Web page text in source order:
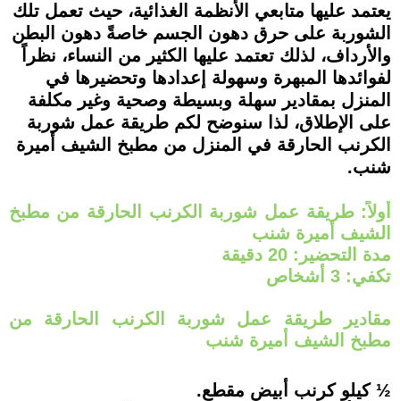
يعتمد عليها متابعي الأنظمة الغذائية، حيث تعمل تلك
الشوربة على حرق دهون الجسم خاصةً دهون البطن
والأرداف، لذلك تعتمد عليها الكثير من النساء، نظراً
لفوائدها المبهرة وسهولة إعدادها وتحضيرها في
المنزل بمقادير سهلة وبسيطة وصحية وغير مكلفة
على الإطلاق، لذا سنوضح لكم طريقة عمل شوربة
الكرنب الحارقة في المنزل من مطبخ الشيف أميرة
شنب.
أولاً: طريقة عمل شوربة الكرنب الحارقة من مطبخ
الشيف أميرة شنب
مدة التحضير: 20 دقيقة
تكفي: 3 أشخاص
مقادير طريقة عمل شوربة الكرنب الحارقة من
مطبخ الشيف أميرة شنب
½ كيلو كرنب أبيض مقطع.